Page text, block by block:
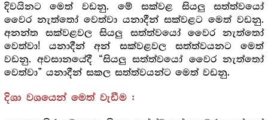
දිවයිනට මෙත් වඩනු. මේ සක්වළ සියලු සත්ත්වයෝ
වෛර නැත්තෝ වෙත්වා යනාදීන් සක්වළට මෙත් වඩනු.
අනන්ත සක්වළවල සියලු සත්ත්වයෝ වෛර නැත්තෝ
වෙත්වා! යනාදීන් අන් සක්වළවල සත්ත්වයනට මෙත්
වඩනු. අවසානයේදී “සියලු සත්ත්වයෝ වෛර නැත්තෝ
වෙත්වා” යනාදීන් සකල සත්ත්වයන්ට මෙත් වඩනු.
දිශා වශයෙන් මෙත් වැඩීම :